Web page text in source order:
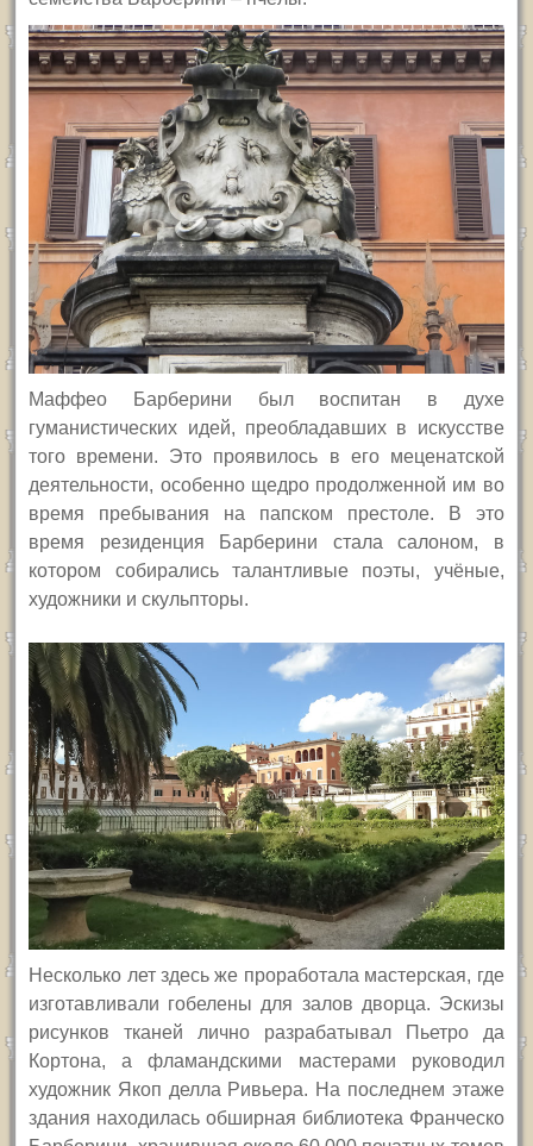
Маффео Барберини был воспитан в духе
гуманистических идей, преобладавших в искусстве
того времени. Это проявилось в его меценатской
деятельности, особенно щедро продолженной им во
время пребывания на папском престоле. В это
время резиденция Барберини стала салоном, в
котором собирались талантливые поэты, учёные,
художники и скульпторы.
Несколько лет здесь же проработала мастерская, где
изготавливали гобелены для залов дворца. Эскизы
рисунков тканей лично разрабатывал Пьетро да
Кортона, а фламандскими мастерами руководил
художник Якоп делла Ривьера. На последнем этаже
здания находилась обширная библиотека Франческо